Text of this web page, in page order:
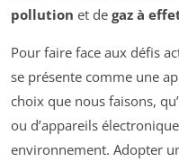
pollution et de gaz à
Pour faire face aux défis
se présente comme une
choix que nous faisons,
ou d’appareils
environnement. Adopter